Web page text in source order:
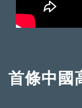
首條中國